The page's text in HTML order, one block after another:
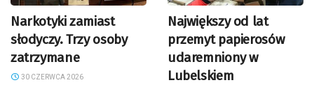
Narkotyki zamiast
słodyczy. Trzy osoby
zatrzymane
30 CZERWCA 2026
Największy od lat
przemyt papierosów
udaremniony w
Lubelskiem